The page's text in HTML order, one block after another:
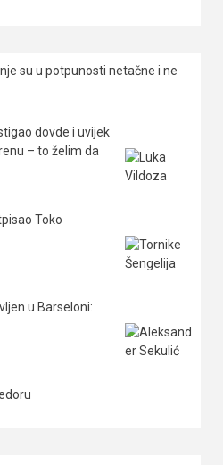
su u potpunosti netačne i ne
dovde i uvijek
– to želim da
Toko
u Barseloni: